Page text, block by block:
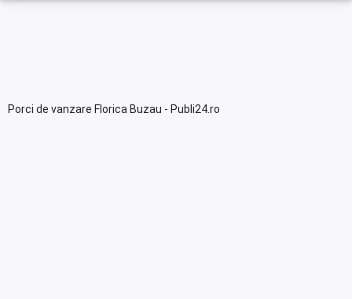
Porci de vanzare Florica Buzau - Publi24.ro